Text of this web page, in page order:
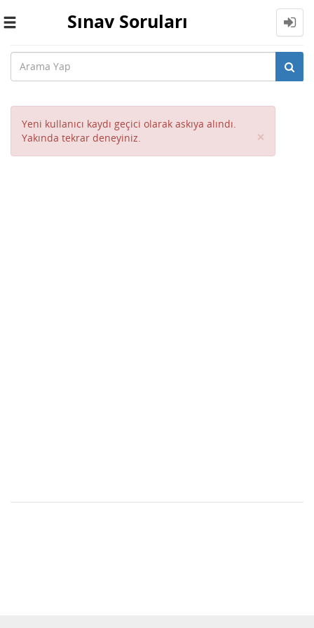
Toggle
Sınav Soruları
Yeni kullanıcı kaydı geçici olarak askıya alındı.
Yakında tekrar deneyiniz.
×